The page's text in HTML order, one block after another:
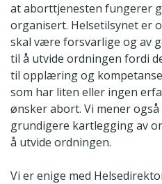
at aborttjenesten fungerer
organisert. Helsetilsynet er
skal være forsvarlige og av
til å utvide ordningen fordi
til opplæring og
som har liten eller ingen
ønsker abort. Vi mener
grundigere kartlegging av
å utvide ordningen.
Vi er enige med